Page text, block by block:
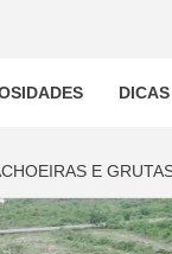
DICAS
E